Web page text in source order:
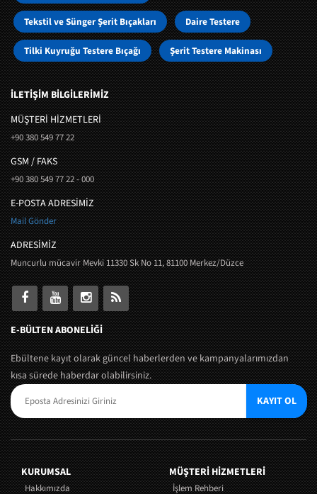
Tekstil ve Sünger Şerit Bıçakları Daire Testere
Tilki Kuyruğu Testere Bıçağı Şerit Testere Makinası
İLETİŞİM BİLGİLERİMİZ
MÜŞTERI HIZMETLERI
+90 380 549 77 22
GSM / FAKS
+90 380 549 77 22 - 000
E-POSTA ADRESİMİZ
Mail Gönder
ADRESİMİZ
Muncurlu mücavir Mevki 11330 Sk No 11, 81100 Merkez/Düzce
E-BÜLTEN ABONELİĞİ
Ebültene kayıt olarak güncel haberlerden ve kampanyalarımızdan
kısa sürede haberdar olabilirsiniz.
KAYIT OL
KURUMSAL
Hakkımızda
MÜŞTERI HIZMETLERI
İşlem Rehberi